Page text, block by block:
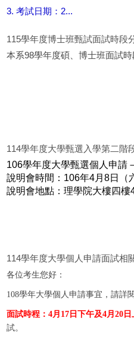
3. 考試日期：2...
115學年度博士班甄試面試時段
本系98學年度碩、博士班面試
114學年度大學甄選入學第二階
106學年度大學甄選個人申請
說明會時間：106年4月8日（
說明會地點：理學院大樓四樓
114學年度大學個人申請面試相
各位考生您好：
108學年大學個人申請事宜，請詳
面試時程：4月17日下午及4月20日
試。